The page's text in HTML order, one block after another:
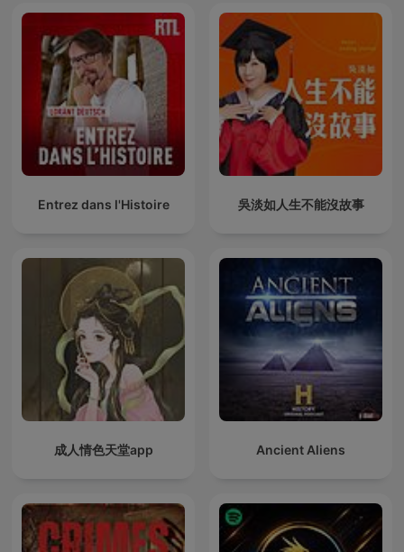
Entrez dans l'Histoire 吳淡如人生不能沒故事
成人情色天堂app Ancient Aliens